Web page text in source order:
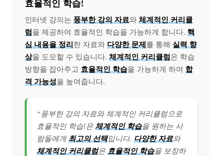
효율적인 학습!
인터넷 강의는 풍부한 강의 자료와 체계적인 커리큘
럼 을 제공하여 효율적인 학습을 가능하게 합니다. 핵
심 내용을 정리 한 자료와 다양한 문제 를 통해 실력 향
상을 도모할 수 있습니다. 체계적인 커리큘럼 은 학습
방향을 잡아주고 효율적인 학습을 가능하게 하여 합
격 가능성을 높여줍니다.
“풍부한 강의 자료와 체계적인 커리큘럼으로
효율적인 학습!은 체계적인 학습을 원하는 사
람들에게 최고의 선택입니다. 다양한 자료와
체계적인 커리큘럼은 효율적인 학습을 보장하